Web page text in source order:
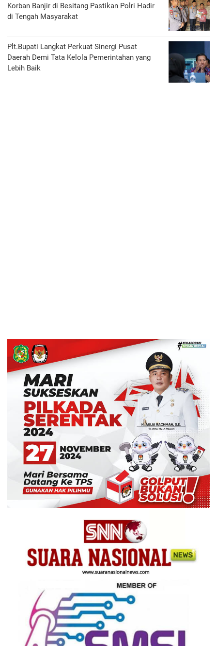
Korban Banjir di Besitang Pastikan Polri Hadir
di Tengah Masyarakat
Plt.Bupati Langkat Perkuat Sinergi Pusat
Daerah Demi Tata Kelola Pemerintahan yang
Lebih Baik